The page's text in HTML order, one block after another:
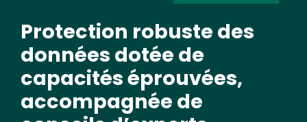
Protection robuste des
données dotée de
capacités éprouvées,
accompagnée de